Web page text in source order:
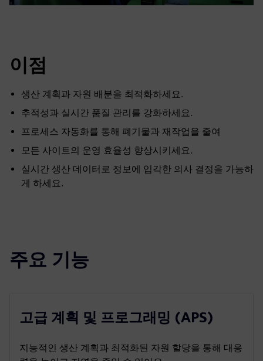
이점
생산 계획과 자원 배분을 최적화하세요.
추적성과 실시간 품질 관리를 강화하세요.
프로세스 자동화를 통해 폐기물과 재작업을 줄여
모든 사이트의 운영 효율성 향상시키세요.
실시간 생산 데이터로 정보에 입각한 의사 결정을 가능하
게 하세요.
주요 기능
고급 계획 및 프로그래밍 (APS)
지능적인 생산 계획과 최적화된 자원 할당을 통해 대응